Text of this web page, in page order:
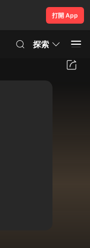
打開 App
探索